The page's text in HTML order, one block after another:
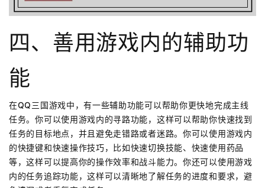
四、善用游戏内的辅助功
能
在QQ三国游戏中，有一些辅助功能可以帮助你更快地完成主线
任务。你可以使用游戏内的寻路功能，这样可以帮助你快速找到
任务的目标地点，并且避免走错路或者迷路。你可以使用游戏内
的快捷键和快速操作技巧，比如快速切换技能、快速使用药品
等，这样可以提高你的操作效率和战斗能力。你还可以使用游戏
内的任务追踪功能，这样可以清晰地了解任务的进度和要求，避